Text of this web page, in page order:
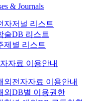
& Journals
자저널 리스트
술DB 리스트
제별 리스트
자료 이용안내
외전자자료 이용안내
외DB별 이용권한